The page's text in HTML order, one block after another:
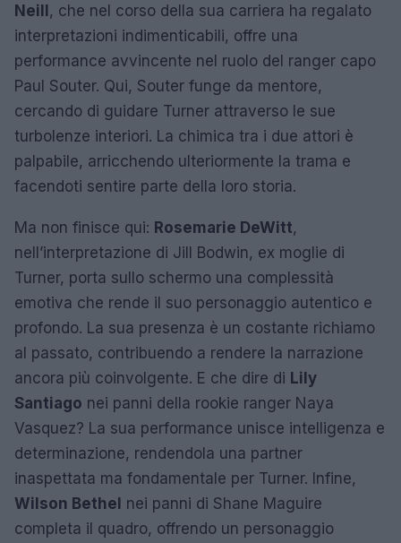
Neill, che nel corso della sua carriera ha regalato
interpretazioni indimenticabili, offre una
performance avvincente nel ruolo del ranger capo
Paul Souter. Qui, Souter funge da mentore,
cercando di guidare Turner attraverso le sue
turbolenze interiori. La chimica tra i due attori è
palpabile, arricchendo ulteriormente la trama e
facendoti sentire parte della loro storia.
Ma non finisce qui: Rosemarie DeWitt,
nell’interpretazione di Jill Bodwin, ex moglie di
Turner, porta sullo schermo una complessità
emotiva che rende il suo personaggio autentico e
profondo. La sua presenza è un costante richiamo
al passato, contribuendo a rendere la narrazione
ancora più coinvolgente. E che dire di Lily
Santiago nei panni della rookie ranger Naya
Vasquez? La sua performance unisce intelligenza e
determinazione, rendendola una partner
inaspettata ma fondamentale per Turner. Infine,
Wilson Bethel nei panni di Shane Maguire
completa il quadro, offrendo un personaggio